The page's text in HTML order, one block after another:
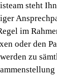
steht
im
oder den
zu